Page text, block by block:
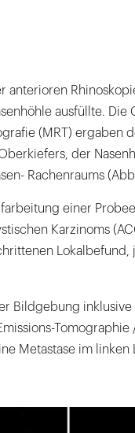
anterioren
ausfüllte.
(MRT) ergaben
der
Rachenraums
einer
Karzinoms
Lokalbefund,
Bildgebung inklusive
Tomographie
Metastase im linken